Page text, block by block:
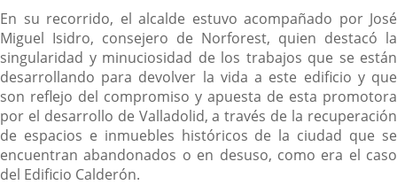
En su recorrido, el alcalde estuvo acompañado por José
Miguel Isidro, consejero de Norforest, quien destacó la
singularidad y minuciosidad de los trabajos que se están
desarrollando para devolver la vida a este edificio y que
son reflejo del compromiso y apuesta de esta promotora
por el desarrollo de Valladolid, a través de la recuperación
de espacios e inmuebles históricos de la ciudad que se
encuentran abandonados o en desuso, como era el caso
del Edificio Calderón.